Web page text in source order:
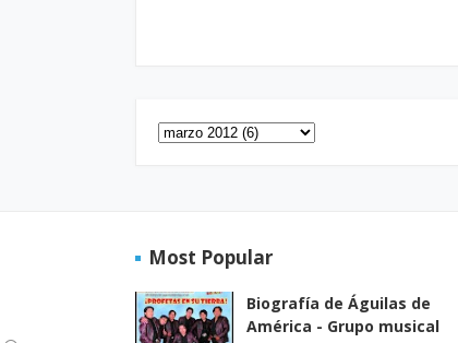
Most Popular
Biografía de Águilas de
América - Grupo musical